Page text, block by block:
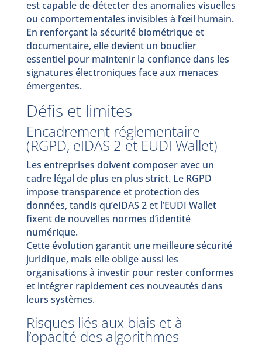
est capable de détecter des anomalies visuelles
ou comportementales invisibles à l’œil humain.
En renforçant la sécurité biométrique et
documentaire, elle devient un bouclier
essentiel pour maintenir la confiance dans les
signatures électroniques face aux menaces
émergentes.
Défis et limites
Encadrement réglementaire
(RGPD, eIDAS 2 et EUDI Wallet)
Les entreprises doivent composer avec un
cadre légal de plus en plus strict. Le RGPD
impose transparence et protection des
données, tandis qu’eIDAS 2 et l’EUDI Wallet
fixent de nouvelles normes d’identité
numérique.
Cette évolution garantit une meilleure sécurité
juridique, mais elle oblige aussi les
organisations à investir pour rester conformes
et intégrer rapidement ces nouveautés dans
leurs systèmes.
Risques liés aux biais et à
l’opacité des algorithmes